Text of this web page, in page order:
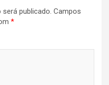
publicado. Campos
*